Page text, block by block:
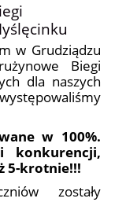
w Grudziądzu
Biegi
dla naszych
w 100%.
konkurencji,
5-krotnie!!!
zostały